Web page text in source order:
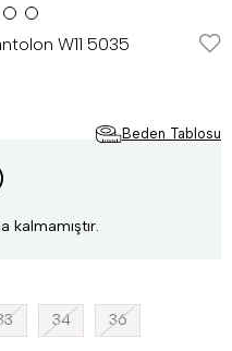
W11 5035
Beden Tablosu
kalmamıştır.
34 36